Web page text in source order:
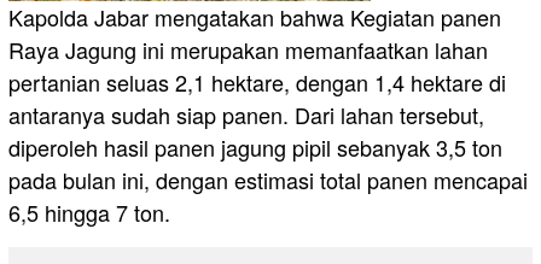
Kapolda Jabar mengatakan bahwa Kegiatan panen
Raya Jagung ini merupakan memanfaatkan lahan
pertanian seluas 2,1 hektare, dengan 1,4 hektare di
antaranya sudah siap panen. Dari lahan tersebut,
diperoleh hasil panen jagung pipil sebanyak 3,5 ton
pada bulan ini, dengan estimasi total panen mencapai
6,5 hingga 7 ton.